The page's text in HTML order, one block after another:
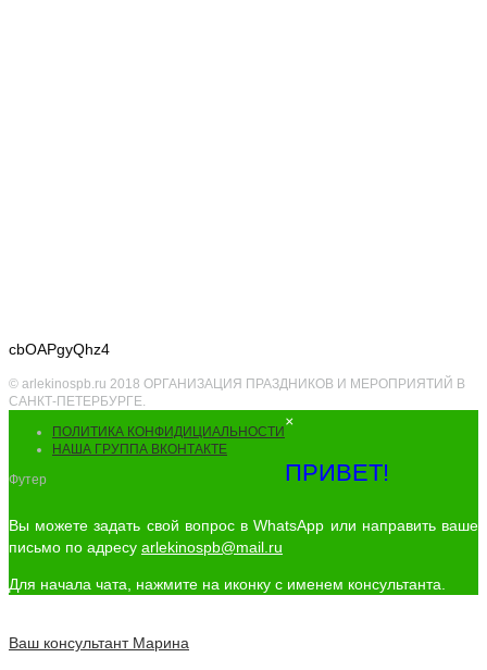
cbOAPgyQhz4
© arlekinospb.ru 2018 ОРГАНИЗАЦИЯ ПРАЗДНИКОВ И МЕРОПРИЯТИЙ В
САНКТ-ПЕТЕРБУРГЕ.
ПОЛИТИКА КОНФИДИЦИАЛЬНОСТИ
НАША ГРУППА ВКОНТАКТЕ
Футер
×
ПРИВЕТ!
Вы можете задать свой вопрос в WhatsApp или направить ваше
письмо по адресу arlekinospb@mail.ru
Для начала чата, нажмите на иконку с именем консультанта.
Ваш консультант Марина